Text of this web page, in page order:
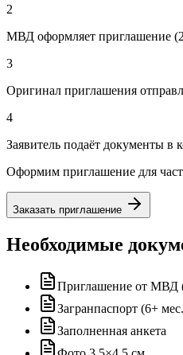
2
МВД оформляет приглашение
3
Оригинал приглашения
4
Заявитель подаёт документы в
Оформим приглашение для
Заказать приглашение
Необходимые
Приглашение от МВД
Загранпаспорт (6+
Заполненная анкета